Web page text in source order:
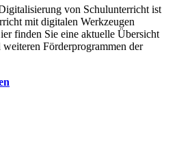
von Schulunterricht ist
mit digitalen Werkzeugen
finden Sie eine aktuelle Übersicht
Förderprogrammen der